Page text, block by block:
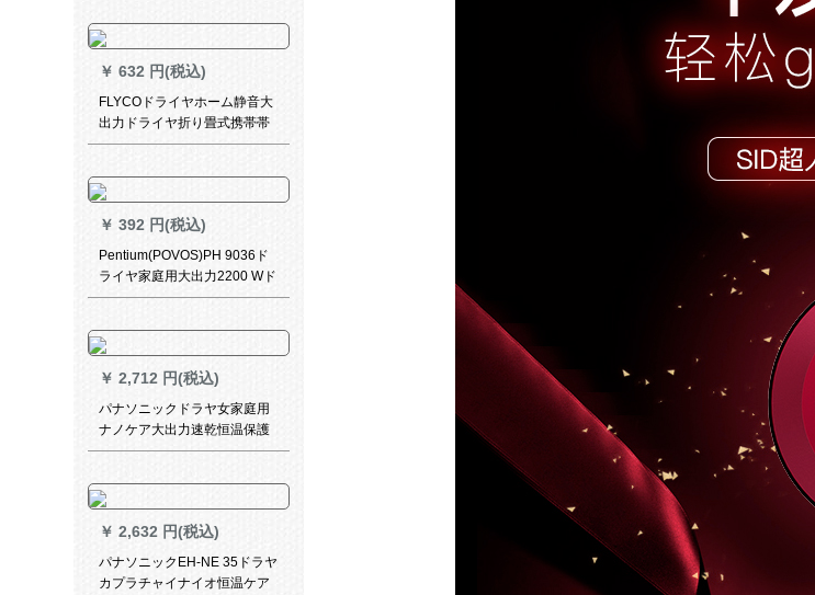
気风が吹きます。
￥ 632 円(税込)
FLYCOドライヤホーム静音大
出力ドライヤ折り畳式携帯帯
ドライヤFH 6222
￥ 392 円(税込)
Pentium(POVOS)PH 9036ド
ライヤ家庭用大出力2200 Wド
ライヤーホワイト
￥ 2,712 円(税込)
パナソニックドラヤ女家庭用
ナノケア大出力速乾恒温保護
折りたたみ式電気風筒EH-
￥ 2,632 円(税込)
パナソニックEH-NE 35ドラヤ
カプラチャイナイオ恒温ケア